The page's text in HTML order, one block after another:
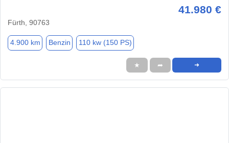
41.980 €
Fürth, 90763
4.900 km Benzin 110 kw (150 PS)
★ ➦ ➜